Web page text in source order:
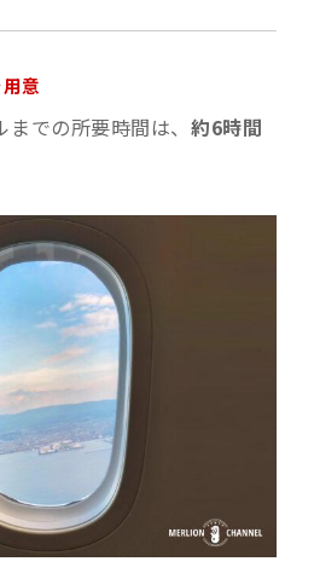
意
での所要時間は、 約6時間